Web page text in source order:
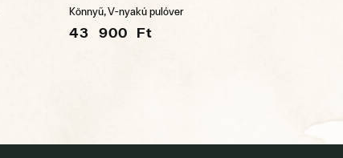
Könnyű, V-nyakú pulóver
43 900 Ft